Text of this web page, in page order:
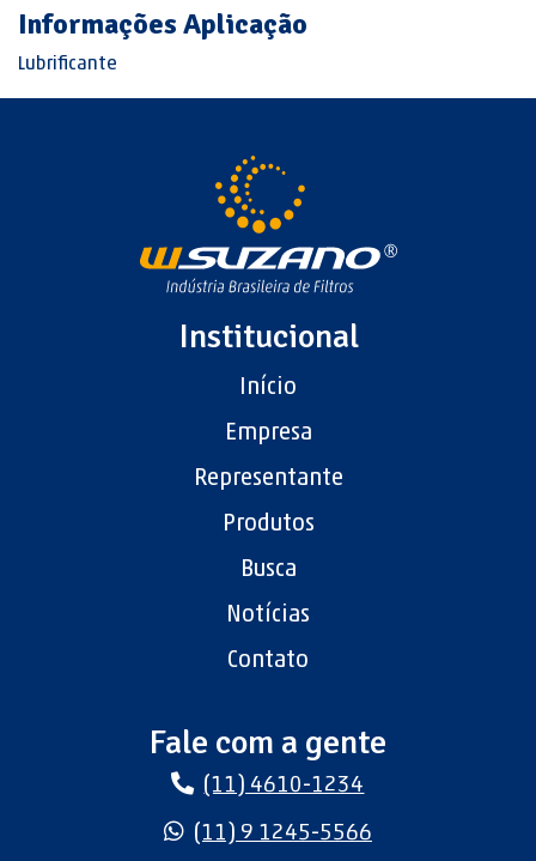
Informações Aplicação
Lubrificante
Institucional
Início
Empresa
Representante
Produtos
Busca
Notícias
Contato
Fale com a gente
(11) 4610-1234
(11) 9 1245-5566